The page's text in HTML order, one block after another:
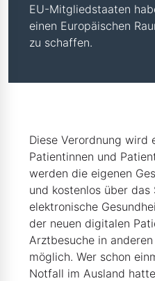
EU-Mitgliedstaaten
einen Europäischen
zu schaffen.
Diese Verordnung wird
Patientinnen und
werden die eigenen
und kostenlos über
elektronische
der neuen digitalen
Arztbesuche in
möglich. Wer schon
Notfall im Ausland